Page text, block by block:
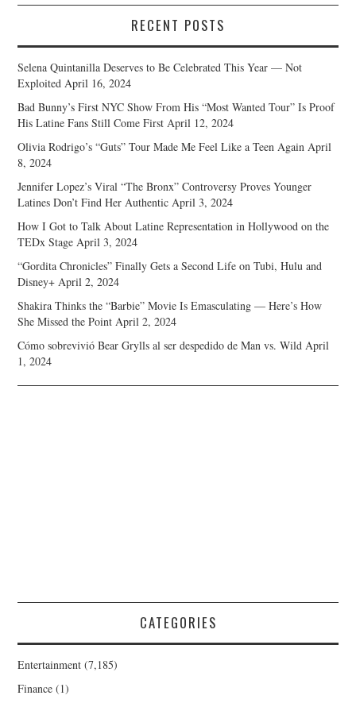
RECENT POSTS
Selena Quintanilla Deserves to Be Celebrated This Year — Not
Exploited April 16, 2024
Bad Bunny’s First NYC Show From His “Most Wanted Tour” Is Proof
His Latine Fans Still Come First April 12, 2024
Olivia Rodrigo’s “Guts” Tour Made Me Feel Like a Teen Again April
8, 2024
Jennifer Lopez’s Viral “The Bronx” Controversy Proves Younger
Latines Don’t Find Her Authentic April 3, 2024
How I Got to Talk About Latine Representation in Hollywood on the
TEDx Stage April 3, 2024
“Gordita Chronicles” Finally Gets a Second Life on Tubi, Hulu and
Disney+ April 2, 2024
Shakira Thinks the “Barbie” Movie Is Emasculating — Here’s How
She Missed the Point April 2, 2024
Cómo sobrevivió Bear Grylls al ser despedido de Man vs. Wild April
1, 2024
CATEGORIES
Entertainment (7,185)
Finance (1)